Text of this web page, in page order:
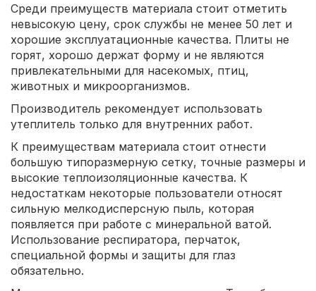
Среди преимуществ материала стоит отметить
невысокую цену, срок службы не менее 50 лет и
хорошие эксплуатационные качества. Плиты не
горят, хорошо держат форму и не являются
привлекательными для насекомых, птиц,
животных и микроорганизмов.
Производитель рекомендует использовать
утеплитель только для внутренних работ.
К преимуществам материала стоит отнести
большую типоразмерную сетку, точные размеры и
высокие теплоизоляционные качества. К
недостаткам некоторые пользователи относят
сильную мелкодисперсную пыль, которая
появляется при работе с минеральной ватой.
Использование респиратора, перчаток,
специальной формы и защиты для глаз
обязательно.